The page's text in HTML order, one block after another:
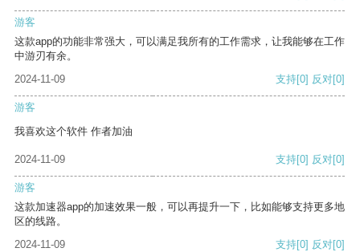
游客
这款app的功能非常强大，可以满足我所有的工作需求，让我能够在工作
中游刃有余。
2024-11-09
支持[0] 反对[0]
游客
我喜欢这个软件 作者加油
2024-11-09 支持[0] 反对[0]
游客
这款加速器app的加速效果一般，可以再提升一下，比如能够支持更多地
区的线路。
2024-11-09
支持[0] 反对[0]